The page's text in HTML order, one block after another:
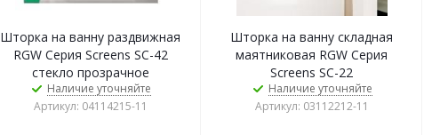
Шторка на ванну раздвижная
RGW Серия Screens SC-42
стекло прозрачное
Наличие уточняйте
Артикул: 04114215-11
Шторка на ванну складная
маятниковая RGW Серия
Screens SC-22
Наличие уточняйте
Артикул: 03112212-11